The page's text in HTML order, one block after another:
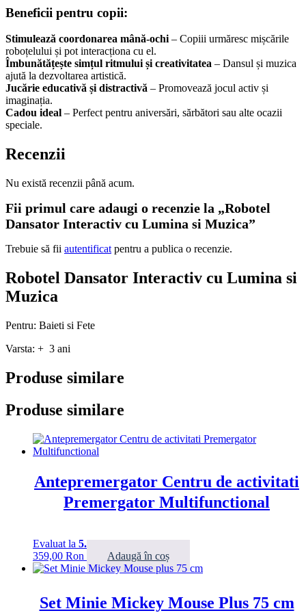
Beneficii pentru copii:
Stimulează coordonarea mână-ochi – Copiii urmăresc mișcările
roboțelului și pot interacționa cu el.
Îmbunătățește simțul ritmului și creativitatea – Dansul și muzica
ajută la dezvoltarea artistică.
Jucărie educativă și distractivă – Promovează jocul activ și
imaginația.
Cadou ideal – Perfect pentru aniversări, sărbători sau alte ocazii
speciale.
Recenzii
Nu există recenzii până acum.
Fii primul care adaugi o recenzie la „Robotel
Dansator Interactiv cu Lumina si Muzica”
Trebuie să fii autentificat pentru a publica o recenzie.
Robotel Dansator Interactiv cu Lumina si
Muzica
Pentru: Baieti si Fete
Varsta: + 3 ani
Produse similare
Produse similare
Antepremergator Centru de activitati
Premergator Multifunctional
Evaluat la 5.00din 5
359,00 Ron Adaugă în coș
Set Minie Mickey Mouse Plus 75 cm